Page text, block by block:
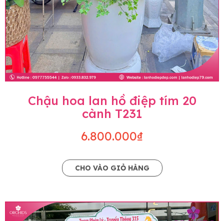
Chậu hoa lan hồ điệp tím 20
cành T231
6.800.000₫
CHO VÀO GIỎ HÀNG